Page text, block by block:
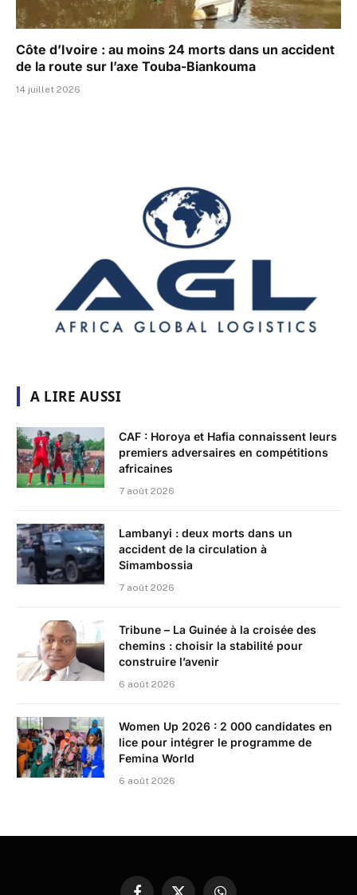
Côte d’Ivoire : au moins 24 morts dans un accident
de la route sur l’axe Touba-Biankouma
14 juillet 2026
A LIRE AUSSI
CAF : Horoya et Hafia connaissent leurs
premiers adversaires en compétitions
africaines
7 août 2026
Lambanyi : deux morts dans un
accident de la circulation à
Simambossia
7 août 2026
Tribune – La Guinée à la croisée des
chemins : choisir la stabilité pour
construire l’avenir
6 août 2026
Women Up 2026 : 2 000 candidates en
lice pour intégrer le programme de
Femina World
6 août 2026